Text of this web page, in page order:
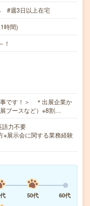
#週3日以上在宅
時間)
事です！＞ ＊出展企業か
ブースなど）※8割…
語力不要
※展示会に関する業務経験
50代
60代